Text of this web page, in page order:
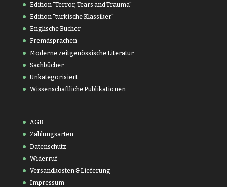
Edition "Terror, Tears and Trauma"
Edition "türkische Klassiker"
Englische Bücher
Fremdsprachen
Moderne zeitgenössische Literatur
Sachbücher
Unkategorisiert
Wissenschaftliche Publikationen
AGB
Zahlungsarten
Datenschutz
Widerruf
Versandkosten & Lieferung
Impressum